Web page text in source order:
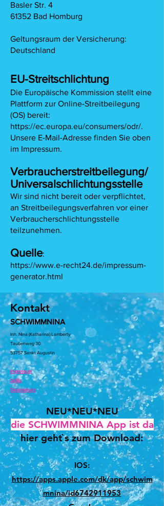
Basler Str. 4
61352 Bad Homburg
Geltungsraum der Versicherung:
Deutschland
EU-Streitschlichtung
Die Europäische Kommission stellt eine
Plattform zur Online-Streitbeilegung
(OS) bereit:
https://ec.europa.eu/consumers/odr/.
Unsere E-Mail-Adresse finden Sie oben
im Impressum.
Verbraucherstreitbeilegung/
Universalschlichtungsstelle
Wir sind nicht bereit oder verpflichtet,
an Streitbeilegungsverfahren vor einer
Verbraucherschlichtungsstelle
teilzunehmen.
Quelle:
https://www.e-recht24.de/impressum-
generator.html
Kontakt
SCHWIMMNINA
Inh. Nina (Katharina) Lamberty
Taubenweg 30
53757 Sankt Augustin
Impressum
AGBs
Datenschutz
NEU*NEU*NEU
die SCHWIMMNINA App ist da
hier geht`s zum Download:
IOS:
https://apps.apple.com/dk/app/schwim
mnina/id6742911953